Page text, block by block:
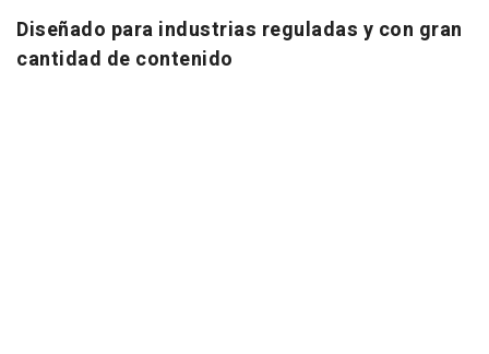
Diseñado para industrias reguladas y con gran
cantidad de contenido